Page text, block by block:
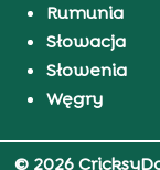
Rumunia
Słowacja
Słowenia
Węgry
© 2026